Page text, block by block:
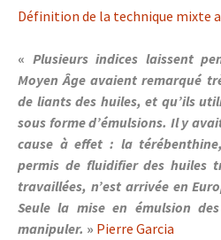
Définition de la technique mixte
« Plusieurs indices laissent
Moyen Âge avaient remarqué
de liants des huiles, et qu’ils
sous forme d’émulsions. Il y
cause à effet : la
permis de fluidifier des huiles
travaillées, n’est arrivée en
Seule la mise en émulsion
manipuler. » Pierre Garcia